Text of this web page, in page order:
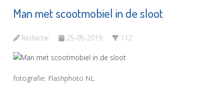
Man met scootmobiel in de sloot
Redactie 25-05-2019 112
fotografie: Flashphoto NL